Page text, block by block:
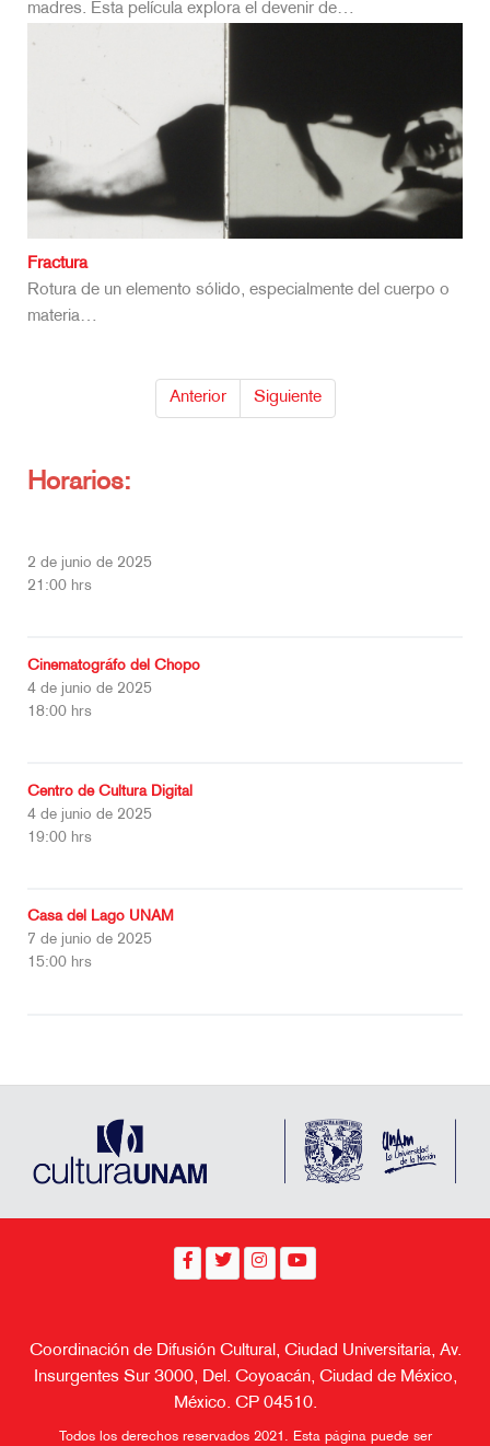
madres. Esta película explora el devenir de…
Fractura
Rotura de un elemento sólido, especialmente del cuerpo o
materia…
Anterior Siguiente
Horarios:
2 de junio de 2025
21:00 hrs
Cinematográfo del Chopo
4 de junio de 2025
18:00 hrs
Centro de Cultura Digital
4 de junio de 2025
19:00 hrs
Casa del Lago UNAM
7 de junio de 2025
15:00 hrs
Coordinación de Difusión Cultural, Ciudad Universitaria, Av.
Insurgentes Sur 3000, Del. Coyoacán, Ciudad de México,
México. CP 04510.
Todos los derechos reservados 2021. Esta página puede ser